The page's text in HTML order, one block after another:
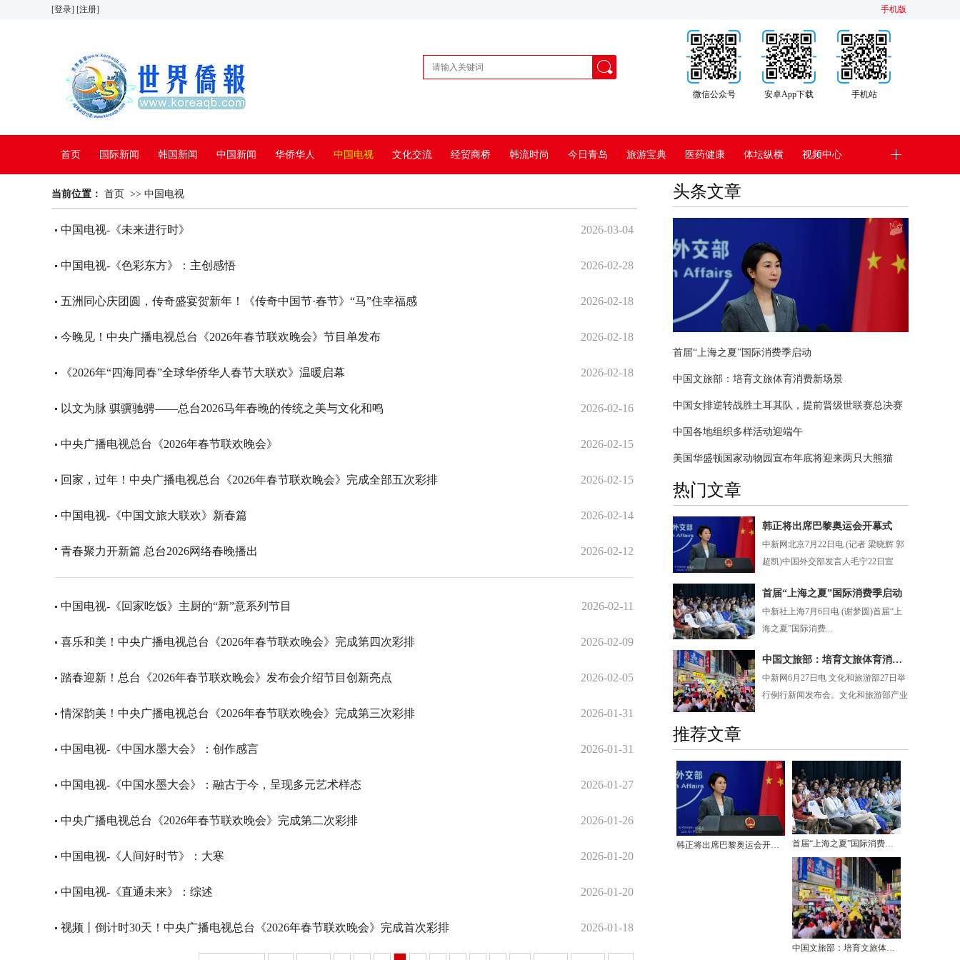
[登录] [注册] 手机版
手机站
安卓App下载
微信公众号
首页 国际新闻 韩国新闻 中国新闻 华侨华人 中国电视 文化交流 经贸商桥 韩流时尚 今日青岛 旅游宝典 医药健康 体坛纵横 视频中心
看中国 特别报道 头条文章
首届“上海之夏”国际消费季启动
中国文旅部：培育文旅体育消费新场景
中国女排逆转战胜土耳其队，提前晋级世联赛总决赛
中国各地组织多样活动迎端午
美国华盛顿国家动物园宣布年底将迎来两只大熊猫
热门文章
韩正将出席巴黎奥运会开幕式
中新网北京7月22日电 (记者 梁晓辉 郭
超凯)中国外交部发言人毛宁22日宣
首届“上海之夏”国际消费季启动
中新社上海7月6日电 (谢梦圆)首届“上
海之夏”国际消费...
中国文旅部：培育文旅体育消费新场景
中新网6月27日电 文化和旅游部27日举
行例行新闻发布会。文化和旅游部产业
推荐文章
当前位置： 首页 >> 中国电视
2026-03-04
中国电视-《未来进行时》
2026-02-28
中国电视-《色彩东方》：主创感悟
2026-02-18
五洲同心庆团圆，传奇盛宴贺新年！《传奇中国节·春节》“马”住幸福感
2026-02-18
今晚见！中央广播电视总台《2026年春节联欢晚会》节目单发布
2026-02-18
《2026年“四海同春”全球华侨华人春节大联欢》温暖启幕
2026-02-16
以文为脉 骐骥驰骋——总台2026马年春晚的传统之美与文化和鸣
2026-02-15
中央广播电视总台《2026年春节联欢晚会》
2026-02-15
回家，过年！中央广播电视总台《2026年春节联欢晚会》完成全部五次彩排
2026-02-14
中国电视-《中国文旅大联欢》新春篇
2026-02-12
青春聚力开新篇 总台2026网络春晚播出
2026-02-11
中国电视-《回家吃饭》主厨的“新”意系列节目
2026-02-09
喜乐和美！中央广播电视总台《2026年春节联欢晚会》完成第四次彩排
2026-02-05
踏春迎新！总台《2026年春节联欢晚会》发布会介绍节目创新亮点
2026-01-31
情深韵美！中央广播电视总台《2026年春节联欢晚会》完成第三次彩排
2026-01-31
中国电视-《中国水墨大会》：创作感言
2026-01-27
中国电视-《中国水墨大会》：融古于今，呈现多元艺术样态
2026-01-26
中央广播电视总台《2026年春节联欢晚会》完成第二次彩排
2026-01-20
中国电视-《人间好时节》：大寒
2026-01-20
中国电视-《直通未来》：综述
2026-01-18
视频丨倒计时30天！中央广播电视总台《2026年春节联欢晚会》完成首次彩排